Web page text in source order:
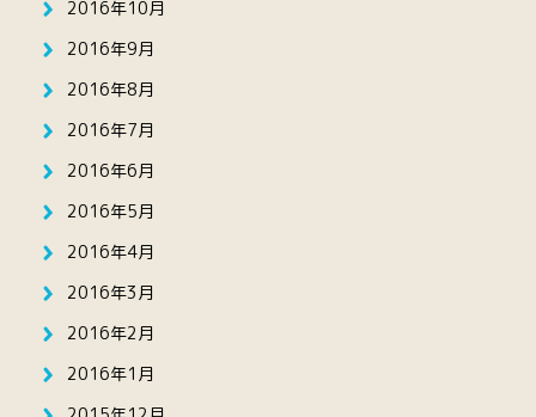
2016年10月
2016年9月
2016年8月
2016年7月
2016年6月
2016年5月
2016年4月
2016年3月
2016年2月
2016年1月